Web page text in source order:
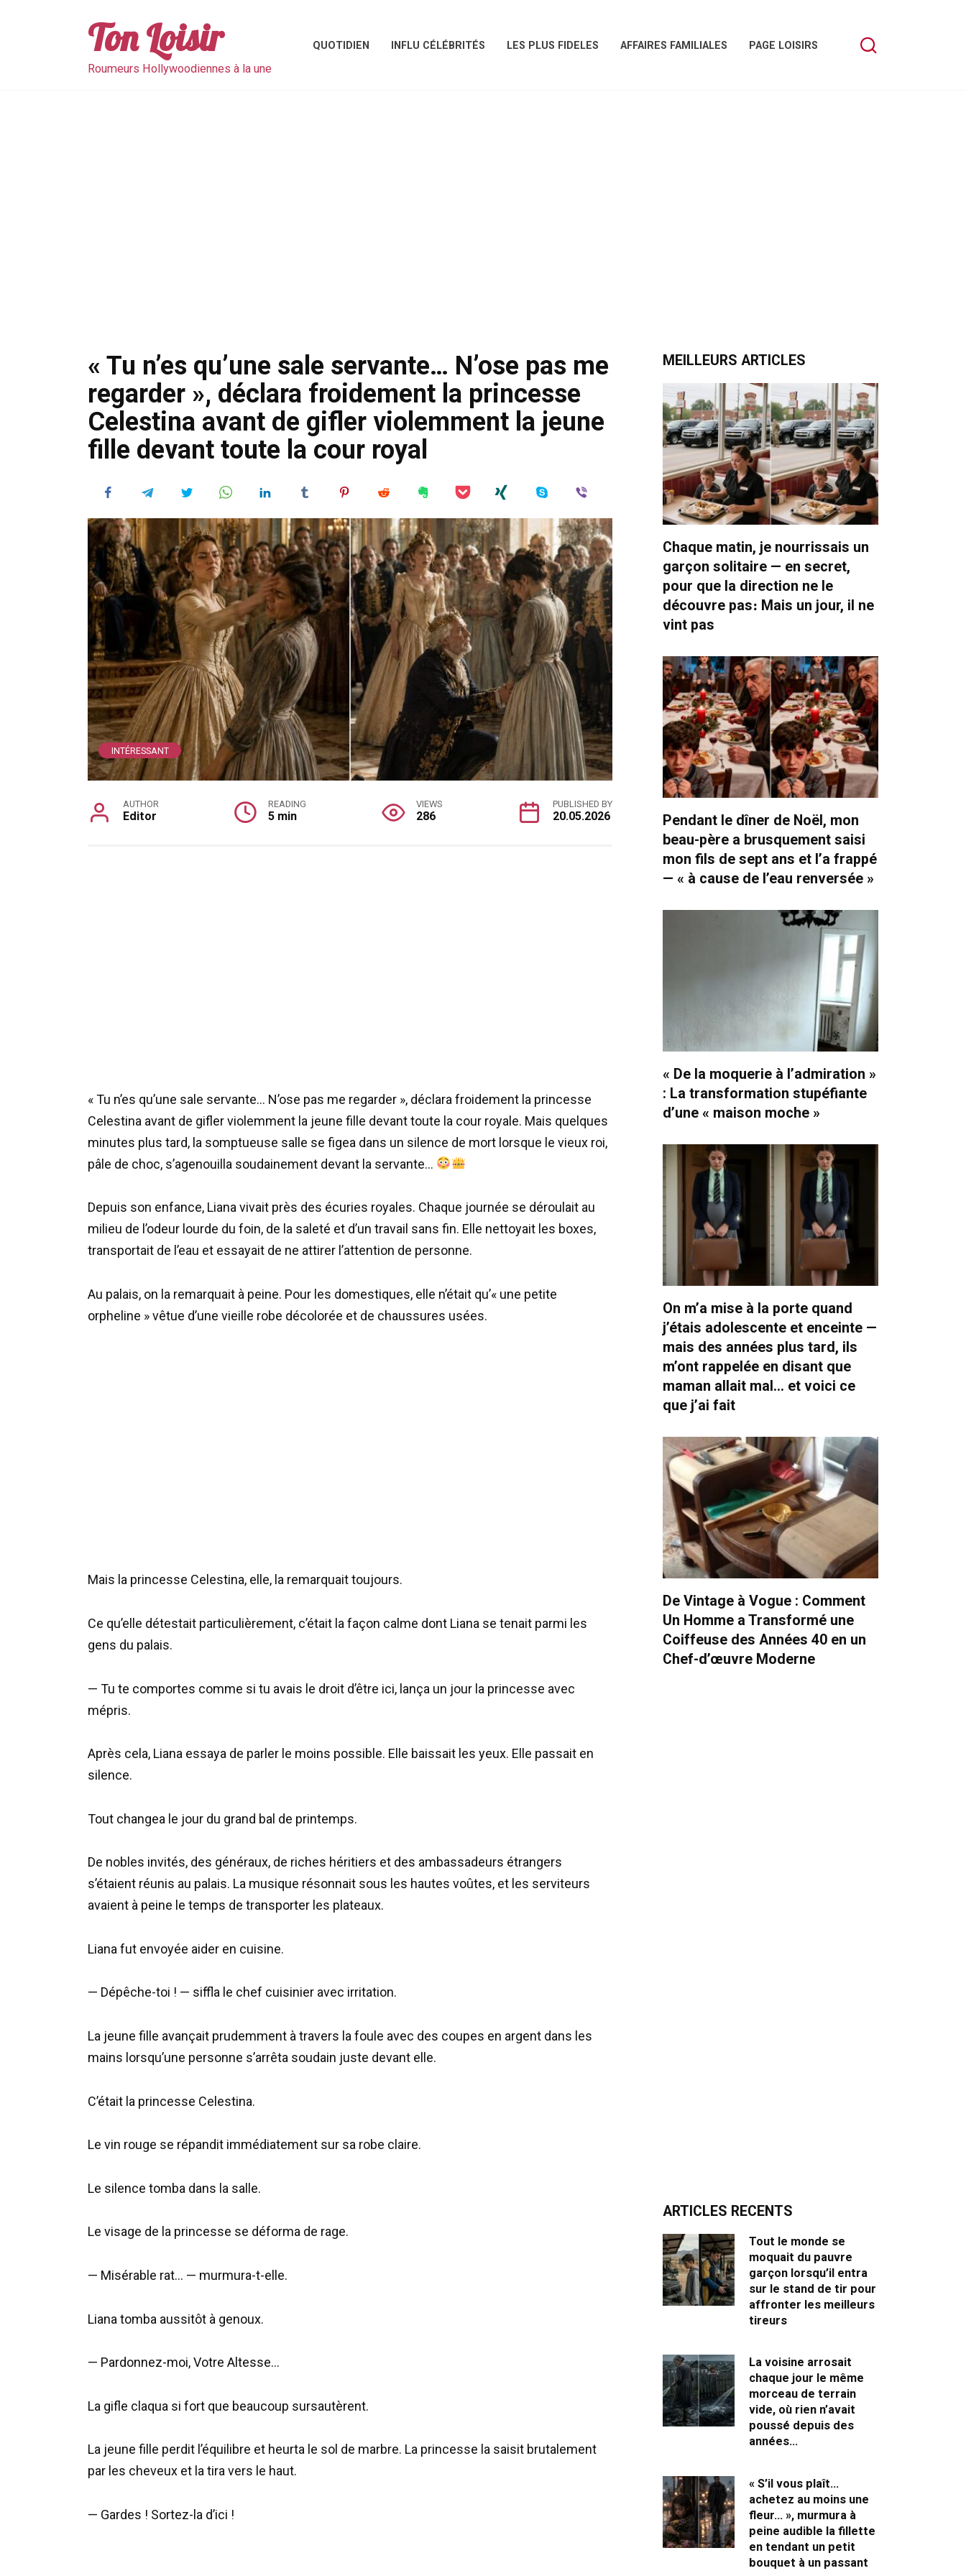
Ton Loisir
Roumeurs Hollywoodiennes à la une
QUOTIDIEN INFLU CÉLÉBRITÉS LES PLUS FIDELES AFFAIRES FAMILIALES PAGE LOISIRS
« Tu n’es qu’une sale servante… N’ose pas me
regarder », déclara froidement la princesse
Celestina avant de gifler violemment la jeune
fille devant toute la cour royal
INTÉRESSANT
AUTHOR
Editor
READING
5 min
VIEWS
286
PUBLISHED BY
20.05.2026
« Tu n’es qu’une sale servante… N’ose pas me regarder », déclara froidement la princesse
Celestina avant de gifler violemment la jeune fille devant toute la cour royale. Mais quelques
minutes plus tard, la somptueuse salle se figea dans un silence de mort lorsque le vieux roi,
pâle de choc, s’agenouilla soudainement devant la servante…
Depuis son enfance, Liana vivait près des écuries royales. Chaque journée se déroulait au
milieu de l’odeur lourde du foin, de la saleté et d’un travail sans fin. Elle nettoyait les boxes,
transportait de l’eau et essayait de ne attirer l’attention de personne.
Au palais, on la remarquait à peine. Pour les domestiques, elle n’était qu’« une petite
orpheline » vêtue d’une vieille robe décolorée et de chaussures usées.
Mais la princesse Celestina, elle, la remarquait toujours.
Ce qu’elle détestait particulièrement, c’était la façon calme dont Liana se tenait parmi les
gens du palais.
— Tu te comportes comme si tu avais le droit d’être ici, lança un jour la princesse avec
mépris.
Après cela, Liana essaya de parler le moins possible. Elle baissait les yeux. Elle passait en
silence.
Tout changea le jour du grand bal de printemps.
De nobles invités, des généraux, de riches héritiers et des ambassadeurs étrangers
s’étaient réunis au palais. La musique résonnait sous les hautes voûtes, et les serviteurs
avaient à peine le temps de transporter les plateaux.
Liana fut envoyée aider en cuisine.
— Dépêche-toi ! — siffla le chef cuisinier avec irritation.
La jeune fille avançait prudemment à travers la foule avec des coupes en argent dans les
mains lorsqu’une personne s’arrêta soudain juste devant elle.
C’était la princesse Celestina.
Le vin rouge se répandit immédiatement sur sa robe claire.
Le silence tomba dans la salle.
Le visage de la princesse se déforma de rage.
— Misérable rat… — murmura-t-elle.
Liana tomba aussitôt à genoux.
— Pardonnez-moi, Votre Altesse…
La gifle claqua si fort que beaucoup sursautèrent.
La jeune fille perdit l’équilibre et heurta le sol de marbre. La princesse la saisit brutalement
par les cheveux et la tira vers le haut.
— Gardes ! Sortez-la d’ici !
MEILLEURS ARTICLES
Chaque matin, je nourrissais un
garçon solitaire — en secret,
pour que la direction ne le
découvre pas։ Mais un jour, il ne
vint pas
Pendant le dîner de Noël, mon
beau-père a brusquement saisi
mon fils de sept ans et l’a frappé
— « à cause de l’eau renversée »
« De la moquerie à l’admiration »
: La transformation stupéfiante
d’une « maison moche »
On m’a mise à la porte quand
j’étais adolescente et enceinte —
mais des années plus tard, ils
m’ont rappelée en disant que
maman allait mal… et voici ce
que j’ai fait
De Vintage à Vogue : Comment
Un Homme a Transformé une
Coiffeuse des Années 40 en un
Chef-d’œuvre Moderne
ARTICLES RECENTS
Tout le monde se
moquait du pauvre
garçon lorsqu’il entra
sur le stand de tir pour
affronter les meilleurs
tireurs
La voisine arrosait
chaque jour le même
morceau de terrain
vide, où rien n’avait
poussé depuis des
années…
« S’il vous plaît…
achetez au moins une
fleur… », murmura à
peine audible la fillette
en tendant un petit
bouquet à un passant